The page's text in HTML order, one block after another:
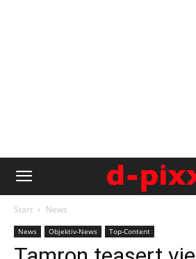
Start News
News Objektiv-News Top-Content